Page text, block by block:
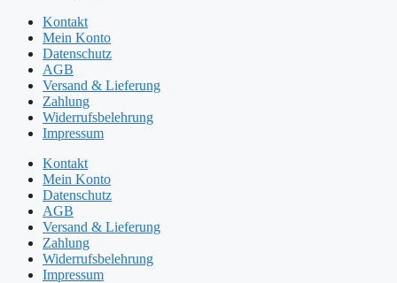
Kontakt
Mein Konto
Datenschutz
AGB
Versand & Lieferung
Zahlung
Widerrufsbelehrung
Impressum
Kontakt
Mein Konto
Datenschutz
AGB
Versand & Lieferung
Zahlung
Widerrufsbelehrung
Impressum